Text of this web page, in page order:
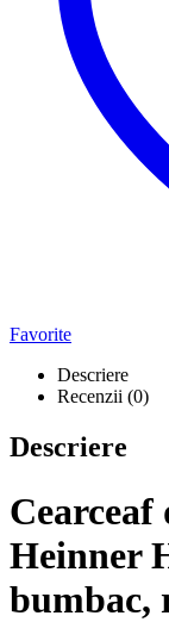
Favorite
Descriere
Recenzii (0)
Descriere
Cearceaf
Heinner
bumbac,